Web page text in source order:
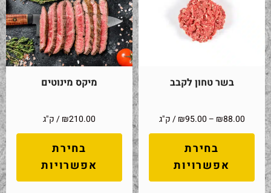
בשר טחון לקבב
₪88.00
–
₪95.00 / ק"ג
בחירת
אפשרויות
מיקס מינוטים
₪210.00 / ק"ג
בחירת
אפשרויות